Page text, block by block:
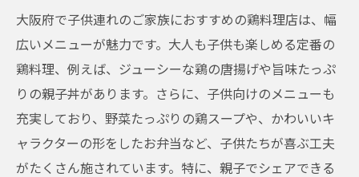
大阪府で子供連れのご家族におすすめの鶏料理店は、幅
広いメニューが魅力です。大人も子供も楽しめる定番の
鶏料理、例えば、ジューシーな鶏の唐揚げや旨味たっぷ
りの親子丼があります。さらに、子供向けのメニューも
充実しており、野菜たっぷりの鶏スープや、かわいいキ
ャラクターの形をしたお弁当など、子供たちが喜ぶ工夫
がたくさん施されています。特に、親子でシェアできる